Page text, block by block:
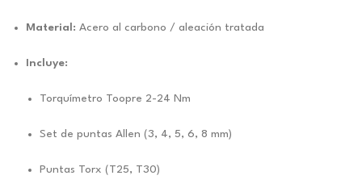
Material: Acero al carbono / aleación tratada
Incluye:
Torquímetro Toopre 2-24 Nm
Set de puntas Allen (3, 4, 5, 6, 8 mm)
Puntas Torx (T25, T30)